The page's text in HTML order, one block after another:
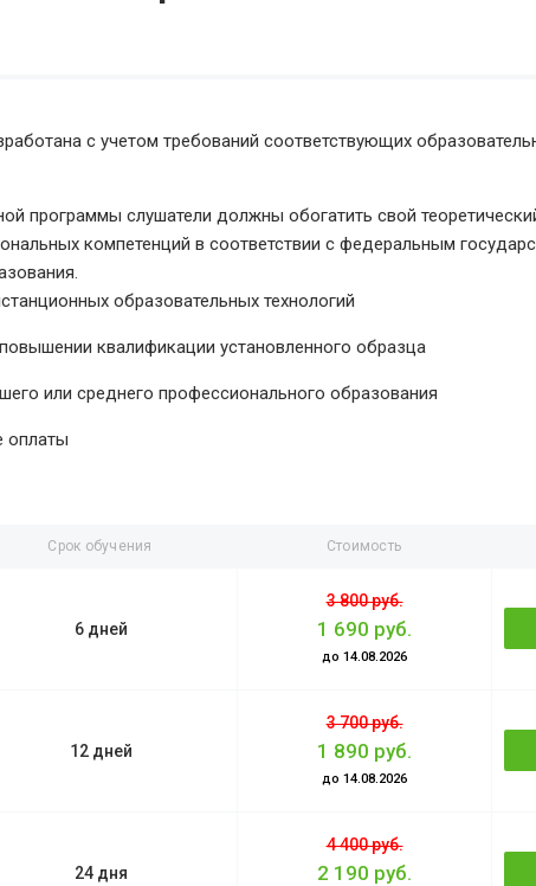
с учетом требований соответствующих
программы слушатели должны обогатить свой
компетенций в соответствии с федеральным
образовательных технологий
квалификации установленного образца
или среднего профессионального образования
оплаты
Срок обучения Стоимость
6 дней
3 800 руб.
1 690 руб.
до 14.08.2026
12 дней
3 700 руб.
1 890 руб.
до 14.08.2026
24 дня
4 400 руб.
2 190 руб.